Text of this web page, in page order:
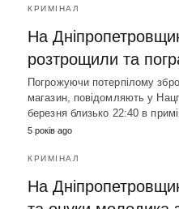
КРИМІНАЛ
На
розтрощили та
Погрожуючи потерпілому
магазин, повідомляють у
березня близько 22:40 в
5 років ago
КРИМІНАЛ
На